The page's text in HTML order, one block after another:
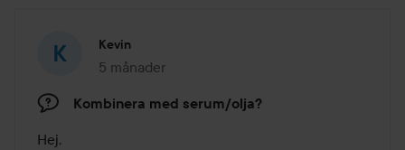
Kevin
5 månader
Inlägget skapades 5 månader
Kombinera med serum/olja?
Hej,